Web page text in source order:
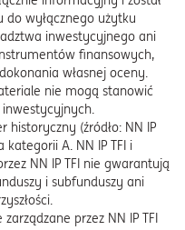
do wyłącznego użytku
inwestycyjnego ani
finansowych,
własnej oceny.
nie mogą stanowić
(źródło: NN IP
A. NN IP TFI i
NN IP TFI nie gwarantują
i subfunduszy ani
przez NN IP TFI